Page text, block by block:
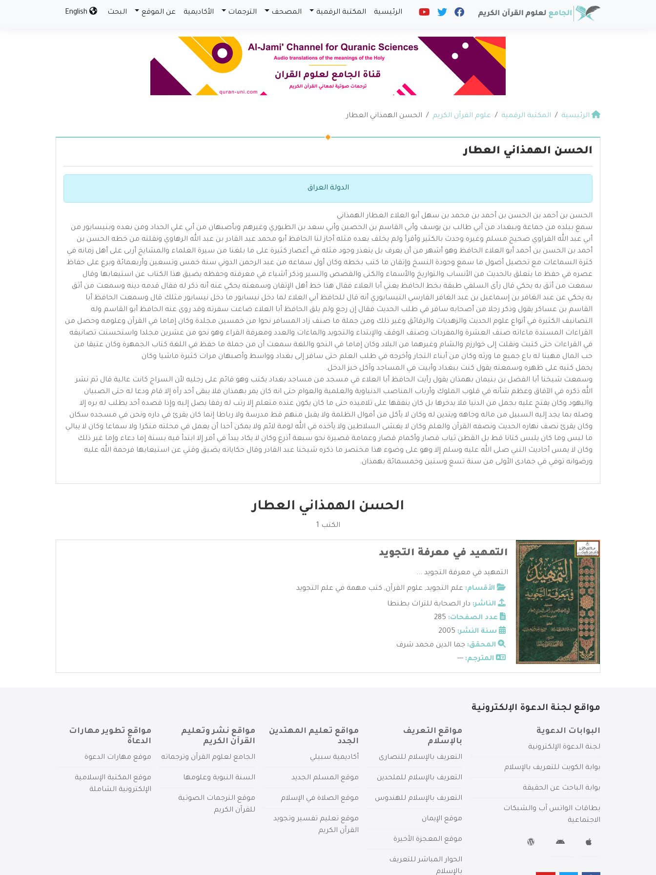
الرئيسية المكتبة الرقمية المصحف الترجمات الأكاديمية عن الموقع البحث
الرئيسية المكتبة الرقمية علوم القرآن الكريم الحسن الهمذاني العطار
الحسن الهمذاني العطار
الدولة العراق
الحسن بن أحمد بن الحسن بن أحمد بن محمد بن سهل أبو العلاء العطار الهمذاني
سمع ببلده من جماعة وببغداد من أبي طالب بن يوسف وأبي القاسم بن الحصين وأبي سعد بن الطيوري وغيرهم وبأصبهان من أبي علي الحداد ومن بعده وبنيسابور من
أبي عبد الله الفراوي صحيح مسلم وغيره وحدث بالكثير وأقرأ ولم يخلف بعده مثله أجاز لنا الحافظ أبو محمد عبد القادر بن عبد الله الرهاوي ونقلته من خطه الحسن بن
أحمد بن الحسن بن أحمد أبو العلاء الحافظ وهو أشهر من أن يعرف بل يتعذر وجود مثله في أعصار كثيرة على ما بلغنا من سيرة العلماء والمشايخ أربى على أهل زمانه في
كثرة السماعات مع تحصيل أصول ما سمع وحودة النسخ وإتقان ما كتب بخطه وكان أول سماعه من عبد الرحمن الدوني سنة خمس وتسعين وأربعمائة وبرع على حفاظ
عصره في حفظ ما يتعلق بالحديث من الأنساب والتواريخ والأسماء والكنى والقصص والسير وذكر أشياء في معرفته وحفظه يضيق هذا الكتاب عن استيعابها وقال
سمعت من أثق به يحكي قال رأى السلفي طبقة بخط الحافظ يعني أبا العلاء فقال هذا خط أهل الإتقان وسمعته يحكي عنه أنه ذكر له فقال قدمه دينه وسمعت من أثق
به يحكي عن عبد الغافر بن إسماعيل بن عبد الغافر الفارسي النيسابوري أنه قال للحافظ أبي العلاء لما دخل نيسابور ما دخل نيسابور مثلك قال وسمعت الحافظ أبا
القاسم بن عساكر يقول وذكر رجلا من أصحابه سافر في طلب الحديث فقال إن رجع ولم يلق الحافظ أبا العلاء ضاعت سفرته وقد روى عنه الحافظ أبو القاسم وله
التصانيف الكثيرة في أنواع علوم الحديث والزهديات والرقائق وغير ذلك ومن جملة ما صنف زاد المسافر نحوا من خمسين مجلدة وكان إماما في القرآن وعلومه وحصل من
القراءات المسندة ماءاته صنف العشرة والمفردات وصنف الوقف والإبتداء والتجويد والماءات والعدد ومعرفة القراء وهو نحو من عشرين مجلدا واستحسنت تصانيفه
في القراءات حتى كتبت ونقلت إلى خوارزم والشام وغيرهما من البلاد وكان إماما في النحو واللغة سمعت أن من جملة ما حفظ في اللغة كتاب الجمهرة وكان عتيقا من
حب المال مهينا له باع جميع ما ورثه وكان من أبناء التجار وأخرجه في طلب العلم حتى سافر إلى بغداد وواسط وأصبهان مرات كثيرة ماشيا وكان
يحمل كتبه على ظهره وسمعته يقول كنت ببغداد وأبيت في المساجد وآكل خبز الدخل.
وسمعت شيخنا أبا الفضل بن بنيمان بهمذان يقول رأيت الحافظ أبا العلاء في مسجد من مساجد بغداد يكتب وهو قائم على رجليه لأن السراج كانت عالية قال ثم نشر
الله ذكره في الآفاق وعظم شأنه في قلوب الملوك وأرباب المناصب الدنياوية والعلمية والعوام حتى انه كان يمر بهمذان فلا يبقى أحد رآه إلا قام ودعا له حتى الصبيان
واليهود وكان يفتح عليه بجمل من الدنيا فلا يدخرها بل كان ينفقها على تلاميذه حتى ما كان يكون عنده متعلم إلا رتب له رفقا يصل إليه وإذا قصده أحد يطلب له بره إلا
وصله بما يجد إليه السبيل من ماله وجاهه ويتدين له وكان لا يأكل من أموال الظلمة ولا يقبل منهم قط مدرسة ولا رباطا إنما كان يقرئ في داره ونحن في مسجده سكان
وكان يقرئ نصف نهاره الحديث ونصفه القرآن والعلم وكان لا يغشى السلاطين ولا يأخذه في الله لومة لائم ولا يمكن أحدا أن يعمل في محلته منكرا ولا سماعا وكان لا يبالي
ما لبس وما كان يلبس كتانا قط بل القطن ثياب قصار وأكمام قصار وعمامة قصيرة نحو سبعة أذرع وكان لا يكاد يبدأ في أمر إلا ابتدأ فيه بسنة إما دعاء وإما غير ذلك
وكان لا يمس أحاديث النبي صلى الله عليه وسلم إلا وهو على وضوء هذا مختصر ما ذكره شيخنا عبد القادر وقال حكاياته يضيق وقتي عن استيعابها فرحمة الله عليه
ورضوانه توفي في جمادى الأولى من سنة تسع وستين وخمسمائة بهمذان.
الحسن الهمذاني العطار
الكتب 1
التمهيد في معرفة التجويد
التمهيد في معرفة التجويد ...
الأقسام: علم التجويد, علوم القرآن, كتب مهمة في علم التجويد
الناشر: دار الصحابة للتراث بطنطا
عدد الصفحات:
سنة النشر:
المحقق: جما الدين محمد شرف
المترجم: ---
مواقع لجنة الدعوة الإلكترونية
البوابات الدعوية
لجنة الدعوة الإلكترونية
بوابة الكويت للتعريف بالإسلام
بوابة الباحث عن الحقيقة
بطاقات الواتس آب والشبكات
الاجتماعية
مواقع التعريف
بالإسلام
التعريف بالإسلام للنصارى
التعريف بالإسلام للملحدين
التعريف بالإسلام للهندوس
موقع الإيمان
موقع المعجزة الأخيرة
الحوار المباشر للتعريف
بالإسلام
مواقع تعليم المهتدين
الجدد
أكاديمية سبيلي
موقع المسلم الجديد
موقع الصلاة في الإسلام
موقع تعليم تفسير وتجويد
القرآن الكريم
مواقع نشر وتعليم
القرآن الكريم
الجامع لعلوم القرآن وترجماته
السنة النبوية وعلومها
موقع الترجمات الصوتية
للقرآن الكريم
مواقع تطوير مهارات
الدعاة
موقع مهارات الدعوة
موقع المكتبة الإسلامية
الإلكترونية الشاملة